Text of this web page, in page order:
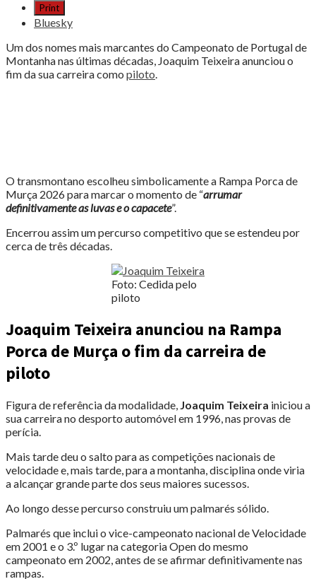
"JOAQUIM
TEIXEIRA
ANUNCIOU
O
FIM
DA
Print
Bluesky
Um dos nomes mais marcantes do Campeonato de Portugal de
Montanha nas últimas décadas, Joaquim Teixeira anunciou o
fim da sua carreira como piloto.
O transmontano escolheu simbolicamente a Rampa Porca de
Murça 2026 para marcar o momento de “arrumar
definitivamente as luvas e o capacete”.
Encerrou assim um percurso competitivo que se estendeu por
cerca de três décadas.
Foto: Cedida pelo
piloto
Joaquim Teixeira anunciou na Rampa
Porca de Murça o fim da carreira de
piloto
Figura de referência da modalidade, Joaquim Teixeira iniciou a
sua carreira no desporto automóvel em 1996, nas provas de
perícia.
Mais tarde deu o salto para as competições nacionais de
velocidade e, mais tarde, para a montanha, disciplina onde viria
a alcançar grande parte dos seus maiores sucessos.
Ao longo desse percurso construiu um palmarés sólido.
Palmarés que inclui o vice-campeonato nacional de Velocidade
em 2001 e o 3.º lugar na categoria Open do mesmo
campeonato em 2002, antes de se afirmar definitivamente nas
rampas.